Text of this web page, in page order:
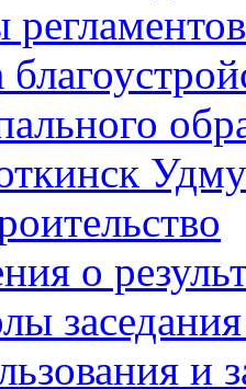
о
и